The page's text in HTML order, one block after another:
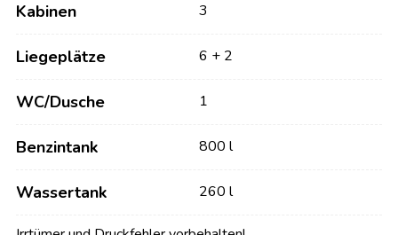
Kabinen 3
Liegeplätze 6 + 2
WC/Dusche 1
Benzintank 800 l
Wassertank 260 l